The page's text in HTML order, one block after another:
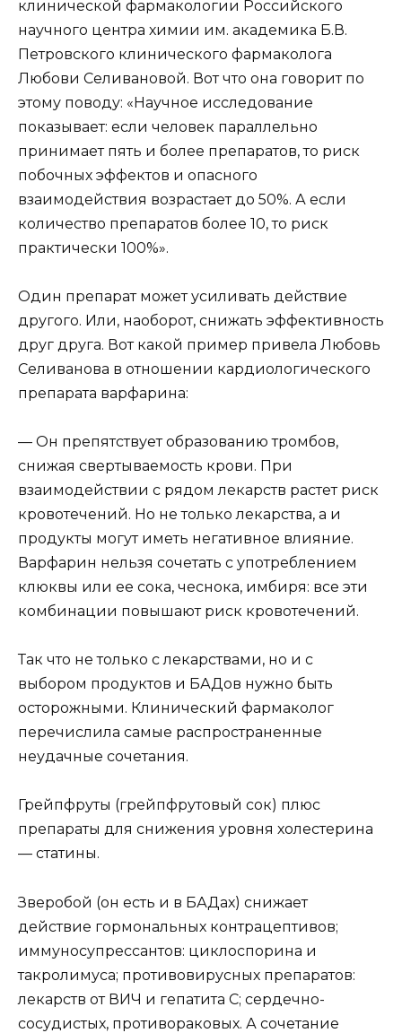
клинической фармакологии Российского
научного центра химии им. академика Б.В.
Петровского клинического фармаколога
Любови Селивановой. Вот что она говорит по
этому поводу: «Научное исследование
показывает: если человек параллельно
принимает пять и более препаратов, то риск
побочных эффектов и опасного
взаимодействия возрастает до 50%. А если
количество препаратов более 10, то риск
практически 100%».
Один препарат может усиливать действие
другого. Или, наоборот, снижать эффективность
друг друга. Вот какой пример привела Любовь
Селиванова в отношении кардиологического
препарата варфарина:
— Он препятствует образованию тромбов,
снижая свертываемость крови. При
взаимодействии с рядом лекарств растет риск
кровотечений. Но не только лекарства, а и
продукты могут иметь негативное влияние.
Варфарин нельзя сочетать с употреблением
клюквы или ее сока, чеснока, имбиря: все эти
комбинации повышают риск кровотечений.
Так что не только с лекарствами, но и с
выбором продуктов и БАДов нужно быть
осторожными. Клинический фармаколог
перечислила самые распространенные
неудачные сочетания.
Грейпфруты (грейпфрутовый сок) плюс
препараты для снижения уровня холестерина
— статины.
Зверобой (он есть и в БАДах) снижает
действие гормональных контрацептивов;
иммуносупрессантов: циклоспорина и
такролимуса; противовирусных препаратов:
лекарств от ВИЧ и гепатита C; сердечно-
сосудистых, противораковых. А сочетание